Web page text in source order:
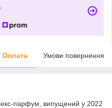
Оплата Умови повернення
парфум, випущений у 2022